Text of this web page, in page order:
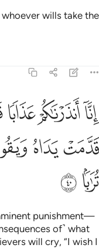
whoever wills take the
انا انذرناكم عذابا قريبا
إِنَّآ أَنذَرْنَـٰكُمْ عَذَابًۭا
ﲂﲃﲄ
ﲊﲋ
ﲐﲑ
punishment—
of˺ what
will cry, “I wish I